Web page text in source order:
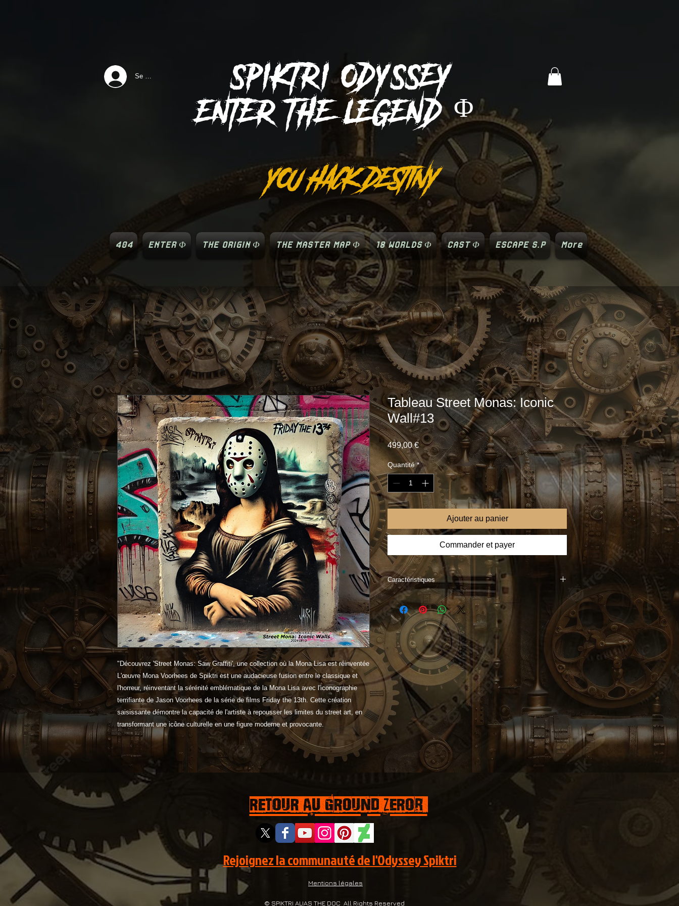
SPIKTRIODYSSEY
ENTER THE LEGEND Φ
Se connecter
YOU HACK DESTINY
404 ENTER Φ THE ORIGIN Φ THE MASTER MAP Φ 18 WORLDS Φ CAST Φ ESCAPE S.P More
"Découvrez 'Street Monas: Saw Graffiti', une collection où la Mona Lisa est réinventée
L'œuvre Mona Voorhees de Spiktri est une audacieuse fusion entre le classique et
l'horreur, réinventant la sérénité emblématique de la Mona Lisa avec l'iconographie
terrifiante de Jason Voorhees de la série de films Friday the 13th. Cette création
saisissante démontre la capacité de l'artiste à repousser les limites du street art, en
transformant une icône culturelle en une figure moderne et provocante.
Tableau Street Monas: Iconic
Wall#13
499,00 €Prix
Quantité *
Ajouter au panier
Commander et payer
Caractéristiques
"Street Monas: Iconic Walls" se distingue par ses
œuvres exclusives au format carré de 40x40 cm,
méticuleusement imprimées sur verre acrylique pour
une clarté sans précédent. Chaque tableau, signé par
l'artiste, s'accompagne d'un certificat d'authenticité,
assurant son origine et sa singularité. Cette collection
limitée, réserve aux 'Gardiens de l'Art Éternel', incarne
la rencontre du street art avec l'élégance du verre,
offrant une pièce maîtresse à tout espace de vie ou
galerie.
RETOUR AU GROUND ZEROr
Rejoignez la communauté de l'Odyssey Spiktri
Mentions légales
© SPIKTRI ALIAS THE DOC All Rights Reserved